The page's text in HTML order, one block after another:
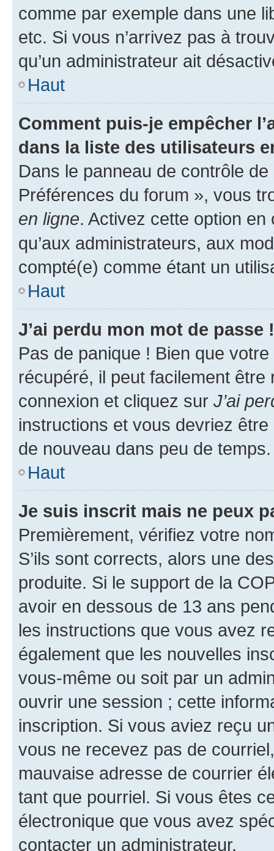
comme par exemple dans une
etc. Si vous n’arrivez pas à
qu’un administrateur ait
Haut
Comment puis-je empêcher
dans la liste des utilisateurs
Dans le panneau de contrôle
Préférences du forum », vous
en ligne. Activez cette option
qu’aux administrateurs, aux
compté(e) comme étant un
Haut
J’ai perdu mon mot de passe !
Pas de panique ! Bien que
récupéré, il peut facilement
connexion et cliquez sur J’ai
instructions et vous devriez
de nouveau dans peu de temps.
Haut
Je suis inscrit mais ne peux
Premièrement, vérifiez votre
S’ils sont corrects, alors une
produite. Si le support de la
avoir en dessous de 13 ans
les instructions que vous avez
également que les nouvelles
vous-même ou soit par un
ouvrir une session ; cette
inscription. Si vous aviez reçu
vous ne recevez pas de
mauvaise adresse de courrier
tant que pourriel. Si vous êtes
électronique que vous avez
contacter un administrateur.